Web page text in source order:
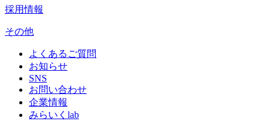
採用情報
その他
よくあるご質問
お知らせ
SNS
お問い合わせ
企業情報
みらいくlab